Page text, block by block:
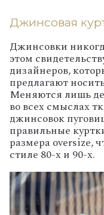
Джинсовая
Джинсовки
этом
дизайнеров,
предлагают
Меняются лишь
во всех смыслах
джинсовок
правильные
размера oversize,
стиле 80-х и 90-х.